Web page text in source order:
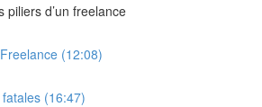
piliers d’un freelance
(12:08)
(16:47)